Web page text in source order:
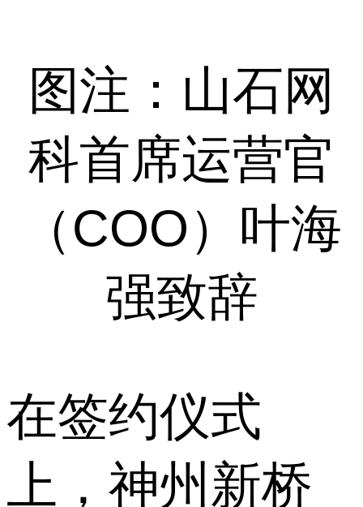
图注：山石网
科首席运营官
（COO）叶海
强致辞
在签约仪式
上，神州新桥